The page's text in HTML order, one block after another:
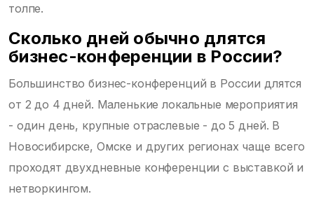
толпе.
Сколько дней обычно длятся
бизнес-конференции в России?
Большинство бизнес-конференций в России длятся
от 2 до 4 дней. Маленькие локальные мероприятия
- один день, крупные отраслевые - до 5 дней. В
Новосибирске, Омске и других регионах чаще всего
проходят двухдневные конференции с выставкой и
нетворкингом.